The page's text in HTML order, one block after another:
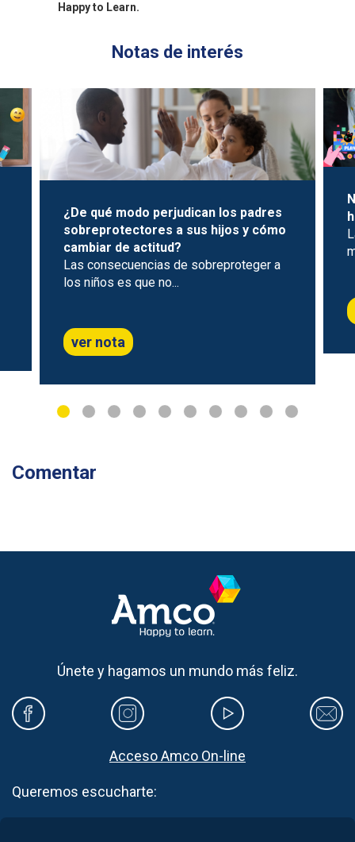
Happy to Learn.
Notas de interés
¿De qué modo perjudican los padres
sobreprotectores a sus hijos y cómo
cambiar de actitud?
Las consecuencias de sobreproteger a
los niños es que no...
ver nota
Comentar
Únete y hagamos un mundo más feliz.
Acceso Amco On-line
Queremos escucharte: